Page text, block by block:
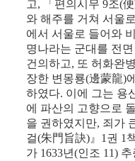
고, 「 편의시무 9조(
와 해주를 거쳐 서울
에서 서울로 들어와
명나라는 군대를 전
건의하고, 또 허화완병
장한 변몽룡(邊蒙龍)
하였다. 이에 그는 용
에 파산의 고향으로
을 권하였지만, 죄가
걸(朱門旨訣)』 1 권 1
가 1633년(인조 11) 추